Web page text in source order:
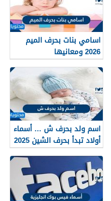
اسامي بنات بحرف الميم
2026 ومعانيها
اسم ولد بحرف ش … أسماء
أولاد تبدأ بحرف الشين 2025
ومعانيها